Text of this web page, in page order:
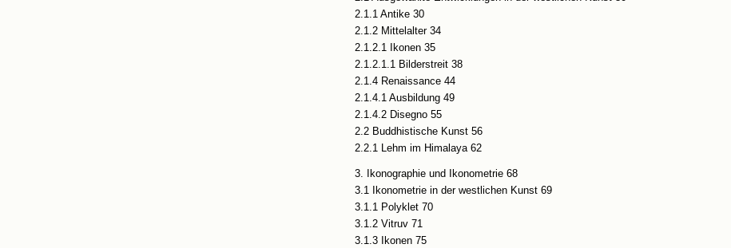
2.1.1 Antike 30
2.1.2 Mittelalter 34
2.1.2.1 Ikonen 35
2.1.2.1.1 Bilderstreit 38
2.1.4 Renaissance 44
2.1.4.1 Ausbildung 49
2.1.4.2 Disegno 55
2.2 Buddhistische Kunst 56
2.2.1 Lehm im Himalaya 62
3. Ikonographie und Ikonometrie 68
3.1 Ikonometrie in der westlichen Kunst 69
3.1.1 Polyklet 70
3.1.2 Vitruv 71
3.1.3 Ikonen 75